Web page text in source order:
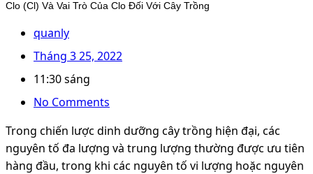
Clo (Cl) Và Vai Trò Của Clo Đối Với Cây Trồng
quanly
Tháng 3 25, 2022
11:30 sáng
No Comments
Trong chiến lược dinh dưỡng cây trồng hiện đại, các
nguyên tố đa lượng và trung lượng thường được ưu tiên
hàng đầu, trong khi các nguyên tố vi lượng hoặc nguyên